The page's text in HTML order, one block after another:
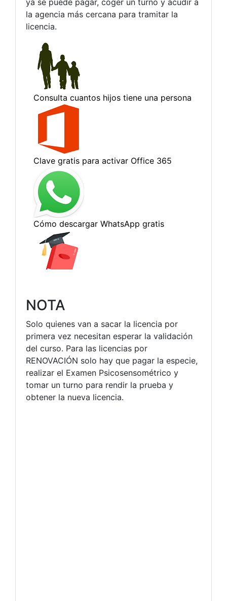
ya se puede pagar, coger un turno y acudir a
la agencia más cercana para tramitar la
licencia.
NOTA
Solo quienes van a sacar la licencia por
primera vez necesitan esperar la validación
del curso. Para las licencias por
RENOVACIÓN solo hay que pagar la especie,
realizar el Examen Psicosensométrico y
tomar un turno para rendir la prueba y
obtener la nueva licencia.